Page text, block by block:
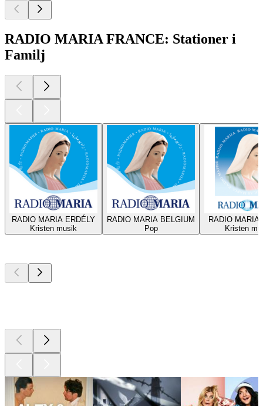
RADIO MARIA FRANCE: Stationer i
Familj
RADIO MARIA ERDÉLY
Kristen musik
RADIO MARIA BELGIUM
Pop
RADIO MARIA
Kristen